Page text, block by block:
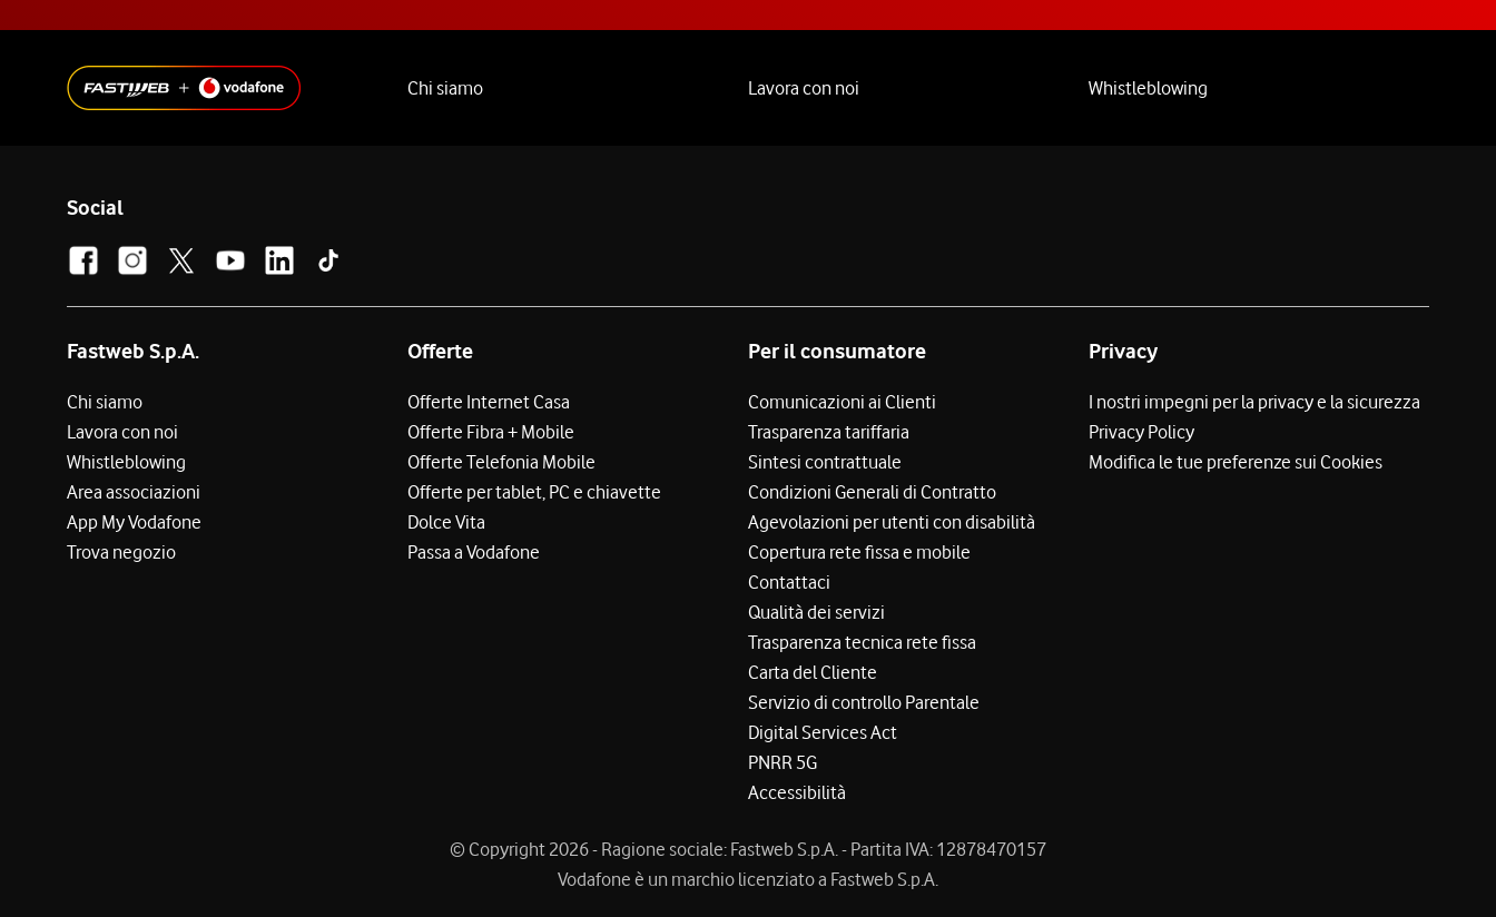
Chi siamo Lavora con noi Whistleblowing
Social
Fastweb S.p.A.
Chi siamo
Lavora con noi
Whistleblowing
Area associazioni
App My Vodafone
Trova negozio
Offerte
Offerte Internet Casa
Offerte Fibra + Mobile
Offerte Telefonia Mobile
Offerte per tablet, PC e chiavette
Dolce Vita
Passa a Vodafone
Per il consumatore
Comunicazioni ai Clienti
Trasparenza tariffaria
Sintesi contrattuale
Condizioni Generali di Contratto
Agevolazioni per utenti con disabilità
Copertura rete fissa e mobile
Contattaci
Qualità dei servizi
Trasparenza tecnica rete fissa
Carta del Cliente
Servizio di controllo Parentale
Digital Services Act
PNRR 5G
Accessibilità
Privacy
I nostri impegni per la privacy e la sicurezza
Privacy Policy
Modifica le tue preferenze sui Cookies
© Copyright 2026 - Ragione sociale: Fastweb S.p.A. - Partita IVA: 12878470157
Vodafone è un marchio licenziato a Fastweb S.p.A.